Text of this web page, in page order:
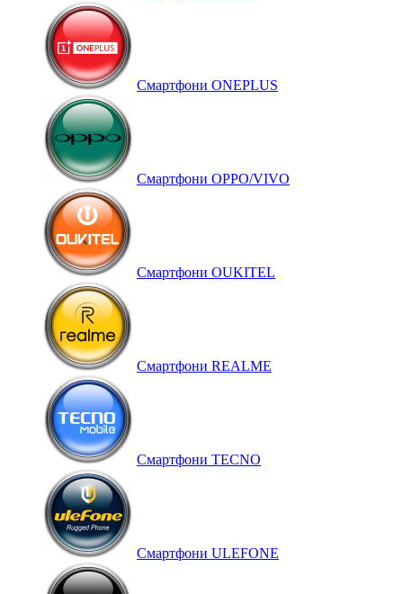
Смартфони ONEPLUS
Смартфони OPPO/VIVO
Смартфони OUKITEL
Смартфони REALME
Смартфони TECNO
Смартфони ULEFONE